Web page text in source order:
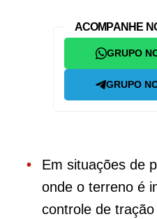
ACOMPANHE
GRUPO
GRUPO
Em situações de
onde o terreno é
controle de